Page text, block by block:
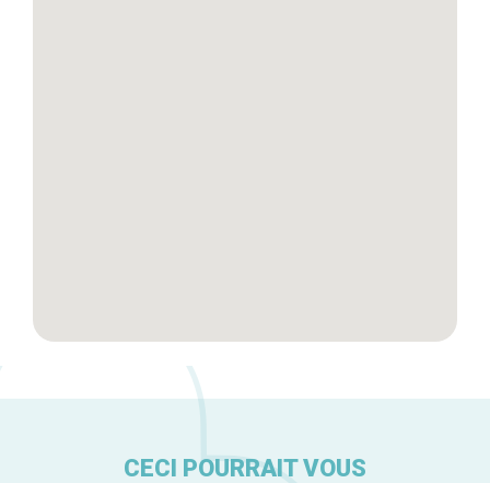
CECI POURRAIT VOUS